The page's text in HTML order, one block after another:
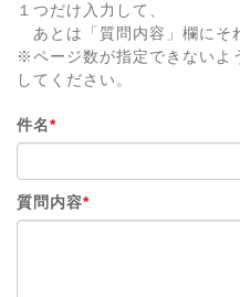
１つだけ入力して、
あとは「質問内容」欄にそ
※ページ数が指定できないよ
してください。
件名*
質問内容*